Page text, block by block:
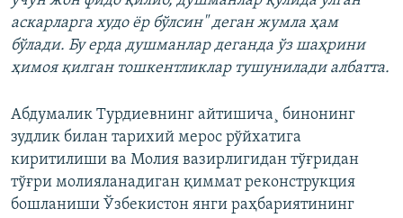
аскарларга худо ëр бўлсин" деган жумла ҳам
бўлади. Бу ерда душманлар деганда ўз шаҳрини
ҳимоя қилган тошкентликлар тушунилади албатта.
Абдумалик Турдиевнинг айтишича¸ бинонинг
зудлик билан тарихий мерос рўйхатига
киритилиши ва Молия вазирлигидан тўғридан
тўғри молияланадиган қиммат реконструкция
бошланиши Ўзбекистон янги раҳбариятининг